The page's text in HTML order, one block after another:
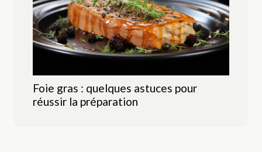
Foie gras : quelques astuces pour
réussir la préparation